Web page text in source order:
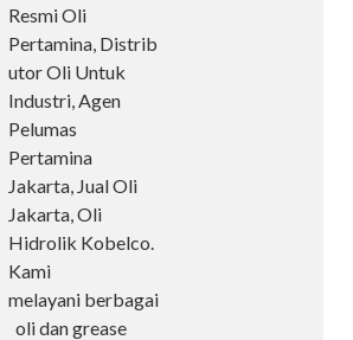
Resmi Oli
Pertamina, Distrib
utor Oli Untuk
Industri, Agen
Pelumas
Pertamina
Jakarta, Jual Oli
Jakarta, Oli
Hidrolik Kobelco.
Kami
melayani berbagai
oli dan grease